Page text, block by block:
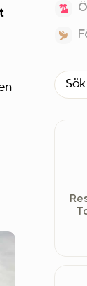
(Македонски)